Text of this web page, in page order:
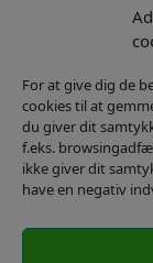
For at give dig de
cookies til at
du giver dit
f.eks.
ikke giver dit
have en negativ
svær at se
har Uber i
På 4×48
også
har.
taxaerne